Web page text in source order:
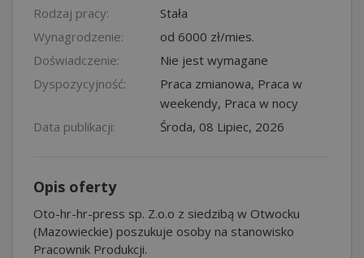
Rodzaj pracy:
Stała
Wynagrodzenie:
od 6000 zł/mies.
Doświadczenie:
Nie jest wymagane
Dyspozycyjność:
Praca zmianowa, Praca w
weekendy, Praca w nocy
Data publikacji:
Środa, 08 Lipiec, 2026
Opis oferty
Oto-hr-hr-press sp. Z.o.o z siedzibą w Otwocku
(Mazowieckie) poszukuje osoby na stanowisko
Pracownik Produkcji.